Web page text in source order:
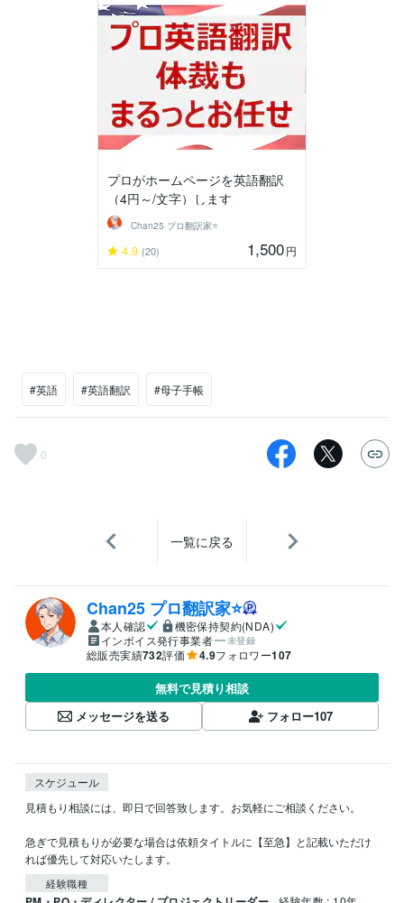
プロがホームページを英語翻訳
（4円～/文字）します
Chan25 プロ翻訳家⭐️
4.9 (20) 1,500円
#英語 #英語翻訳 #母子手帳
0
一覧に戻る
Chan25 プロ翻訳家⭐️
本人確認
機密保持契約(NDA)
インボイス発行事業者
未登録
総販売実績732評価 4.9フォロワー107
無料で見積り相談
メッセージを送る
フォロー107
スケジュール
見積もり相談には、即日で回答致します。お気軽にご相談ください。
急ぎで見積もりが必要な場合は依頼タイトルに【至急】と記載いただけ
経験職種